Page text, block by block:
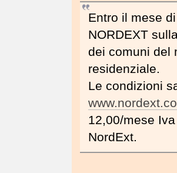
Entro il mese
NORDEXT
dei comuni del
residenziale.
Le condizioni
12,00/mese
NordExt.